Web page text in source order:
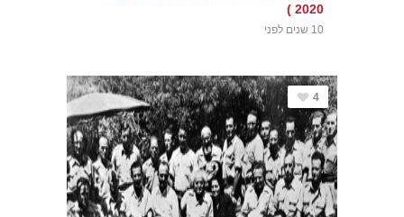
2020 )
10 שנים לפני
4